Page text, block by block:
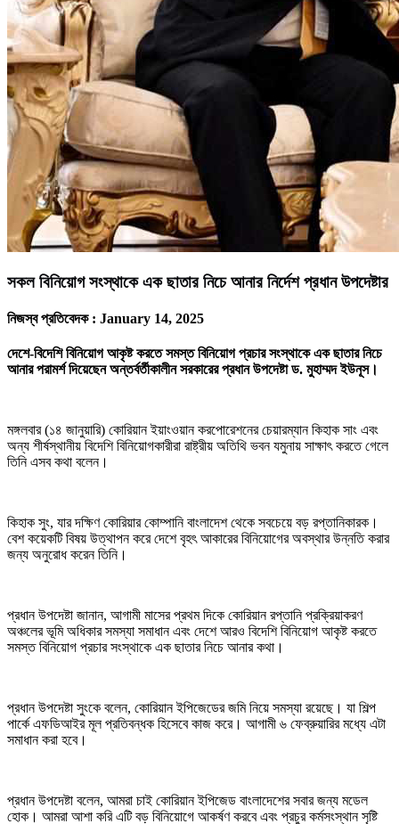
সকল বিনিয়োগ সংস্থাকে এক ছাতার নিচে আনার নির্দেশ প্রধান উপদেষ্টার
নিজস্ব প্রতিবেদক : January 14, 2025
দেশে-বিদেশি বিনিয়োগ আকৃষ্ট করতে সমস্ত বিনিয়োগ প্রচার সংস্থাকে এক ছাতার নিচে
আনার পরামর্শ দিয়েছেন অন্তর্বর্তীকালীন সরকারের প্রধান উপদেষ্টা ড. মুহাম্মদ ইউনূস।
মঙ্গলবার (১৪ জানুয়ারি) কোরিয়ান ইয়াংওয়ান করপোরেশনের চেয়ারম্যান কিহাক সাং এবং
অন্য শীর্ষস্থানীয় বিদেশি বিনিয়োগকারীরা রাষ্ট্রীয় অতিথি ভবন যমুনায় সাক্ষাৎ করতে গেলে
তিনি এসব কথা বলেন।
কিহাক সুং, যার দক্ষিণ কোরিয়ার কোম্পানি বাংলাদেশ থেকে সবচেয়ে বড় রপ্তানিকারক।
বেশ কয়েকটি বিষয় উত্থাপন করে দেশে বৃহৎ আকারের বিনিয়োগের অবস্থার উন্নতি করার
জন্য অনুরোধ করেন তিনি।
প্রধান উপদেষ্টা জানান, আগামী মাসের প্রথম দিকে কোরিয়ান রপ্তানি প্রক্রিয়াকরণ
অঞ্চলের ভূমি অধিকার সমস্যা সমাধান এবং দেশে আরও বিদেশি বিনিয়োগ আকৃষ্ট করতে
সমস্ত বিনিয়োগ প্রচার সংস্থাকে এক ছাতার নিচে আনার কথা।
প্রধান উপদেষ্টা সুংকে বলেন, কোরিয়ান ইপিজেডের জমি নিয়ে সমস্যা রয়েছে। যা শিল্প
পার্কে এফডিআইর মূল প্রতিবন্ধক হিসেবে কাজ করে। আগামী ৬ ফেব্রুয়ারির মধ্যে এটা
সমাধান করা হবে।
প্রধান উপদেষ্টা বলেন, আমরা চাই কোরিয়ান ইপিজেড বাংলাদেশের সবার জন্য মডেল
হোক। আমরা আশা করি এটি বড় বিনিয়োগে আকর্ষণ করবে এবং প্রচুর কর্মসংস্থান সৃষ্টি